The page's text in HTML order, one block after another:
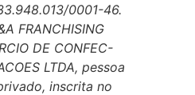
0001-46.
FRANCHISING
DE CONFEC-
LTDA, pessoa
inscrita no